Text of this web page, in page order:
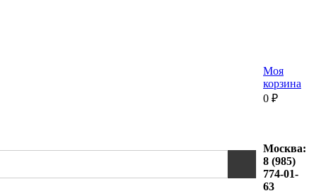
Моя
корзина
0 ₽
Москва:
8 (985)
774-01-
63